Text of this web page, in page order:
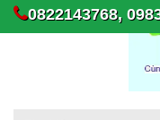
0822143768,